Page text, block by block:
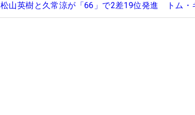
松山英樹と久常涼が「66」で2差19位発進 トム・